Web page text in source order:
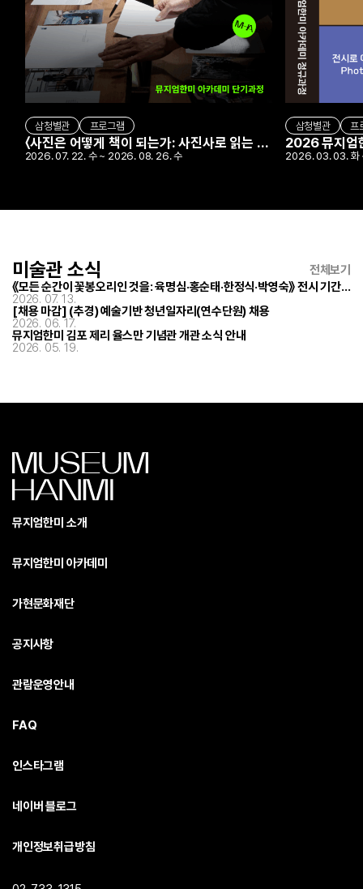
삼청별관 프로그램
〈사진은 어떻게 책이 되는가: 사진사로 읽는 포토북〉
2026. 07. 22. 수 ~ 2026. 08. 26. 수
삼청별관 프
2026 뮤지엄
2026. 03. 03. 화
미술관 소식
전체보기
《모든 순간이 꽃봉오리인 것을: 육명심·홍순태·한정식·박영숙》 전시 기간 연장 안내
2026. 07. 13.
[채용 마감] (추경) 예술기반 청년일자리(연수단원) 채용
2026. 06. 17.
뮤지엄한미 김포 제리 율스만 기념관 개관 소식 안내
2026. 05. 19.
뮤지엄한미 소개
뮤지엄한미 아카데미
가현문화재단
공지사항
관람운영안내
FAQ
인스타그램
네이버 블로그
개인정보취급방침